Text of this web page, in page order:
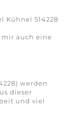
Kühnel 514228
auch eine
werden
dieser
und viel